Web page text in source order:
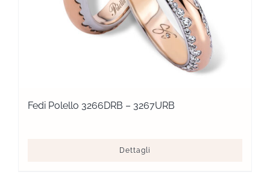
Fedi Polello 3266DRB – 3267URB
Dettagli